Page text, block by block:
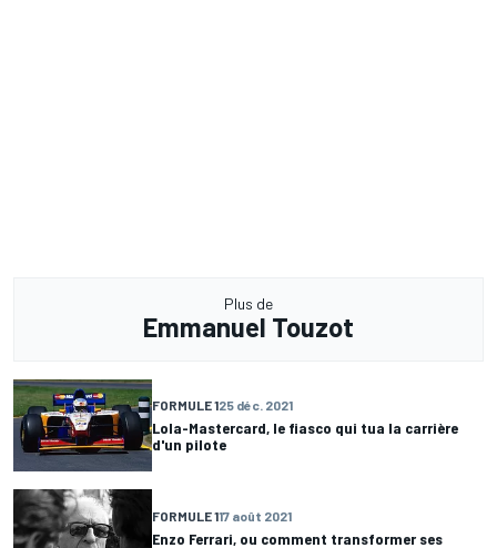
Plus de
Emmanuel Touzot
FORMULE 125 déc. 2021
Lola-Mastercard, le fiasco qui tua la carrière
d'un pilote
FORMULE 117 août 2021
Enzo Ferrari, ou comment transformer ses